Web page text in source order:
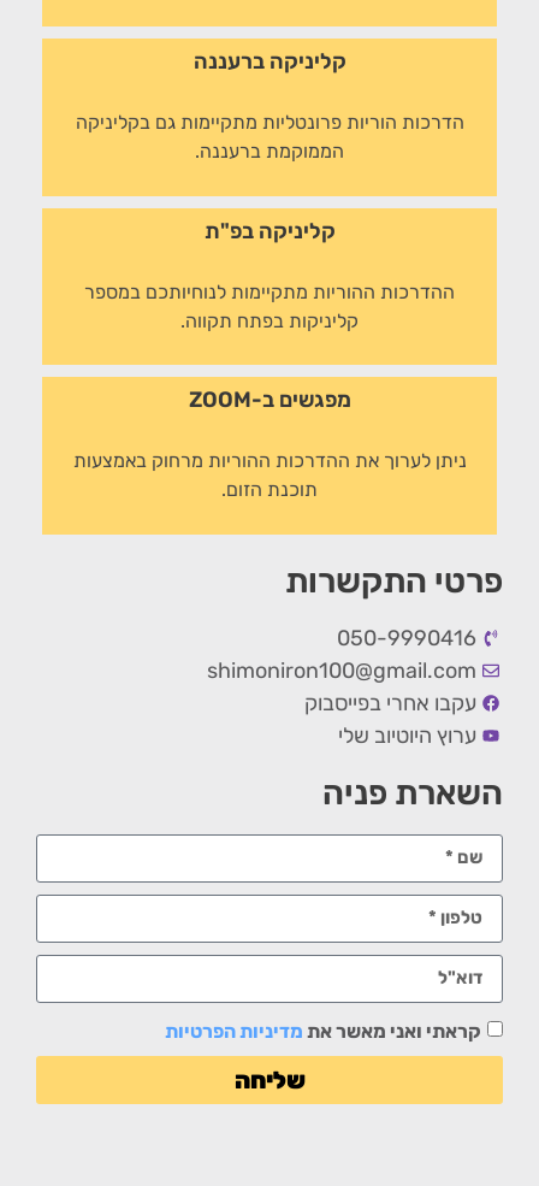
קליניקה ברעננה
הדרכות הוריות פרונטליות מתקיימות גם בקליניקה
הממוקמת ברעננה.
קליניקה בפ"ת
ההדרכות ההוריות מתקיימות לנוחיותכם במספר
קליניקות בפתח תקווה.
מפגשים ב-ZOOM
ניתן לערוך את ההדרכות ההוריות מרחוק באמצעות
תוכנת הזום.
פרטי התקשרות
050-9990416
shimoniron100@gmail.com
עקבו אחרי בפייסבוק
ערוץ היוטיוב שלי
השארת פניה
קראתי ואני מאשר את מדיניות הפרטיות
שליחה